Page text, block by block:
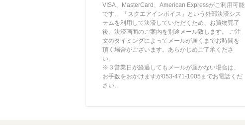
VISA、MasterCard、American Expressがご利用可能
です。 「スクエアインボイス」という外部決済シス
テムを利用して決済していただくため、お買物完了
後、決済画面のご案内を別途メール致します。 ご注
文のタイミングによってメールが届くまでお時間を
頂く場合がございます。あらかじめご了承くださ
い。
※３営業日が経過してもメールが届かない場合は、
お手数をおかけますが053-471-1005までお電話くだ
さい。